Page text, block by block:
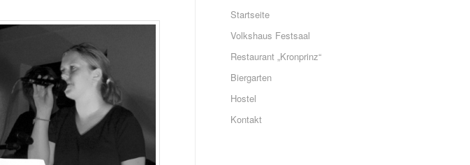
Startseite
Volkshaus Festsaal
Restaurant „Kronprinz“
Biergarten
Hostel
Kontakt